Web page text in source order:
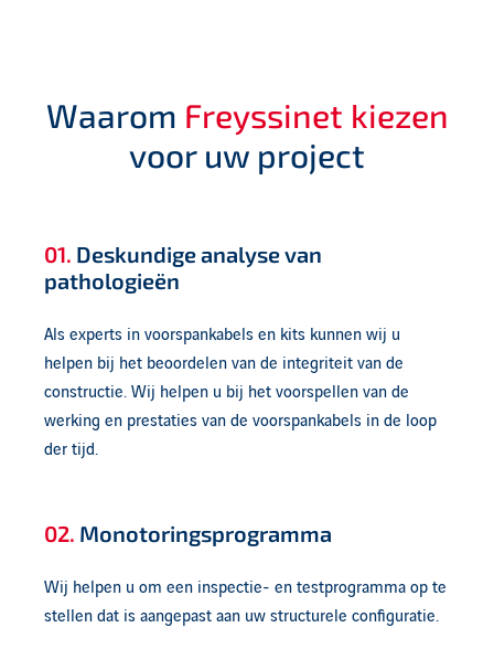
Waarom Freyssinet kiezen
voor uw project
01. Deskundige analyse van
pathologieën
Als experts in voorspankabels en kits kunnen wij u
helpen bij het beoordelen van de integriteit van de
constructie. Wij helpen u bij het voorspellen van de
werking en prestaties van de voorspankabels in de loop
der tijd.
02. Monotoringsprogramma
Wij helpen u om een inspectie- en testprogramma op te
stellen dat is aangepast aan uw structurele configuratie.